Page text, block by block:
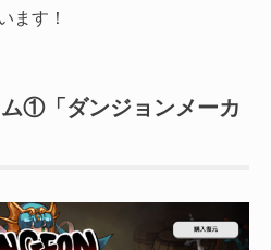
ます！
①「ダンジョンメーカ